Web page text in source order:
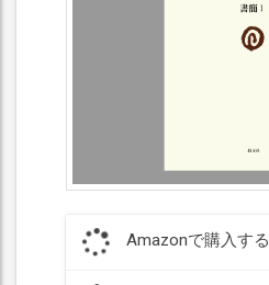
Amazonで購入する